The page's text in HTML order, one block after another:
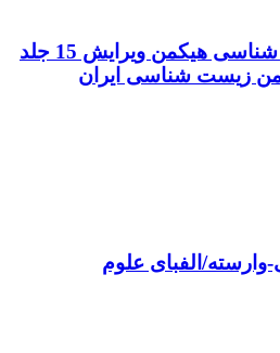
کتاب اصول جامع جانور شناسی هیکمن ویرایش 15 جلد
وارسته/الفبای علوم